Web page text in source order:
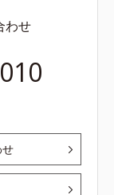
わせ